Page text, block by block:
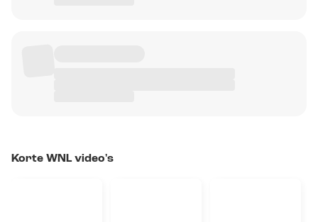
Korte WNL video's